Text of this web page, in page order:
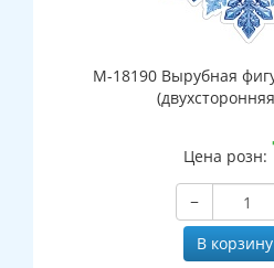
М-18190 Вырубная
Цена розн:
−
В корзину